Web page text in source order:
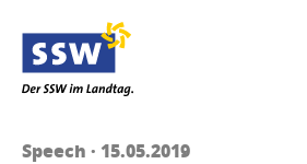
Speech · 15.05.2019